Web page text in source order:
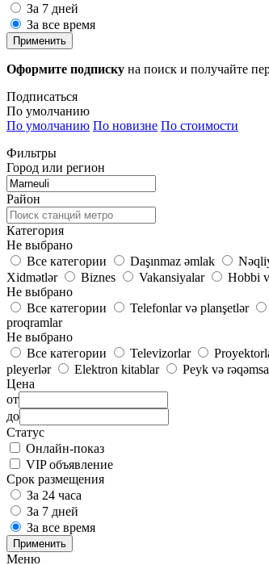
За 7 дней
За все время
Применить
Оформите подписку на поиск и получайте
Подписаться
По умолчанию
По умолчанию По новизне По стоимости
Фильтры
Город или регион
Район
Категория
Не выбрано
Все категории
Daşınmaz əmlak
Xidmətlər
Biznes Vakansiyalar Hobbi
Не выбрано
Все категории
Telefonlar və planşetlər
proqramlar
Не выбрано
Все категории
Televizorlar
pleyerlər
Elektron kitablar Peyk və
Цена
от
до
Статус
Онлайн-показ
VIP объявление
Срок размещения
За 24 часа
За 7 дней
За все время
Применить
Меню